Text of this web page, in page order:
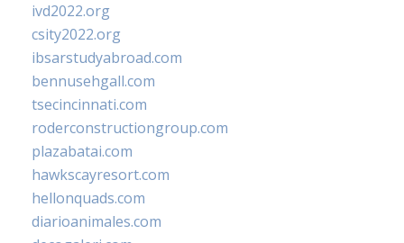
ivd2022.org
csity2022.org
ibsarstudyabroad.com
bennusehgall.com
tsecincinnati.com
roderconstructiongroup.com
plazabatai.com
hawkscayresort.com
hellonquads.com
diarioanimales.com